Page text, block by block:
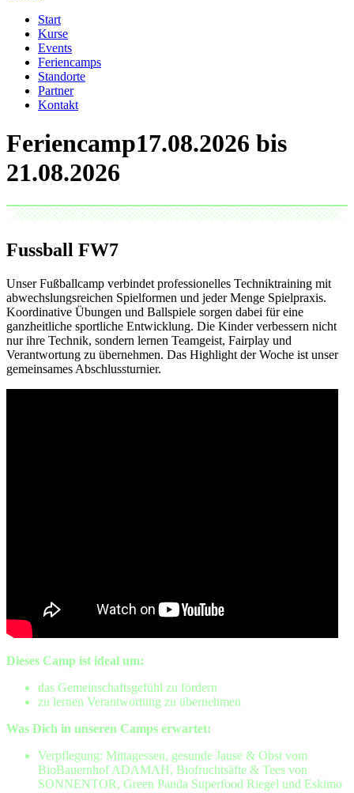
Start
Kurse
Events
Feriencamps
Standorte
Partner
Kontakt
Feriencamp
Fussball FW7
Unser Fußballcamp verbindet professionelles Techniktraining mit
abwechslungsreichen Spielformen und jeder Menge Spielpraxis.
Koordinative Übungen und Ballspiele sorgen dabei für eine
ganzheitliche sportliche Entwicklung. Die Kinder verbessern nicht
nur ihre Technik, sondern lernen Teamgeist, Fairplay und
Verantwortung zu übernehmen. Das Highlight der Woche ist unser
gemeinsames Abschlussturnier.
Dieses Camp ist ideal um:
das Gemeinschaftsgefühl zu fördern
zu lernen Verantwortung zu übernehmen
Was Dich in unseren Camps erwartet:
Verpflegung: Mittagessen, gesunde Jause & Obst vom
BioBauernhof ADAMAH, Biofruchtsäfte & Tees von
SONNENTOR, Green Panda Superfood Riegel und Eskimo